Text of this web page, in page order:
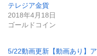
テレジア金貨
2018年4月18日
ゴールドコイン
5/22動画更新【動画あり】ア